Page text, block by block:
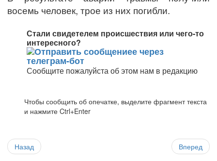
восемь человек, трое из них погибли.
Стали свидетелем происшествия или чего-то
интересного?
Сообщите пожалуйста об этом нам в редакцию
Чтобы сообщить об опечатке, выделите фрагмент текста
и нажмите Ctrl+Enter
Назад Вперед